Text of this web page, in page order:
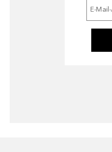
E-